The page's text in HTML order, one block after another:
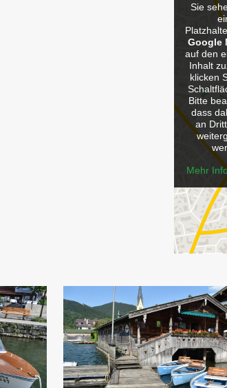
Sie
Google
auf den
Inhalt
klicken
Bitte
dass
an
Mehr